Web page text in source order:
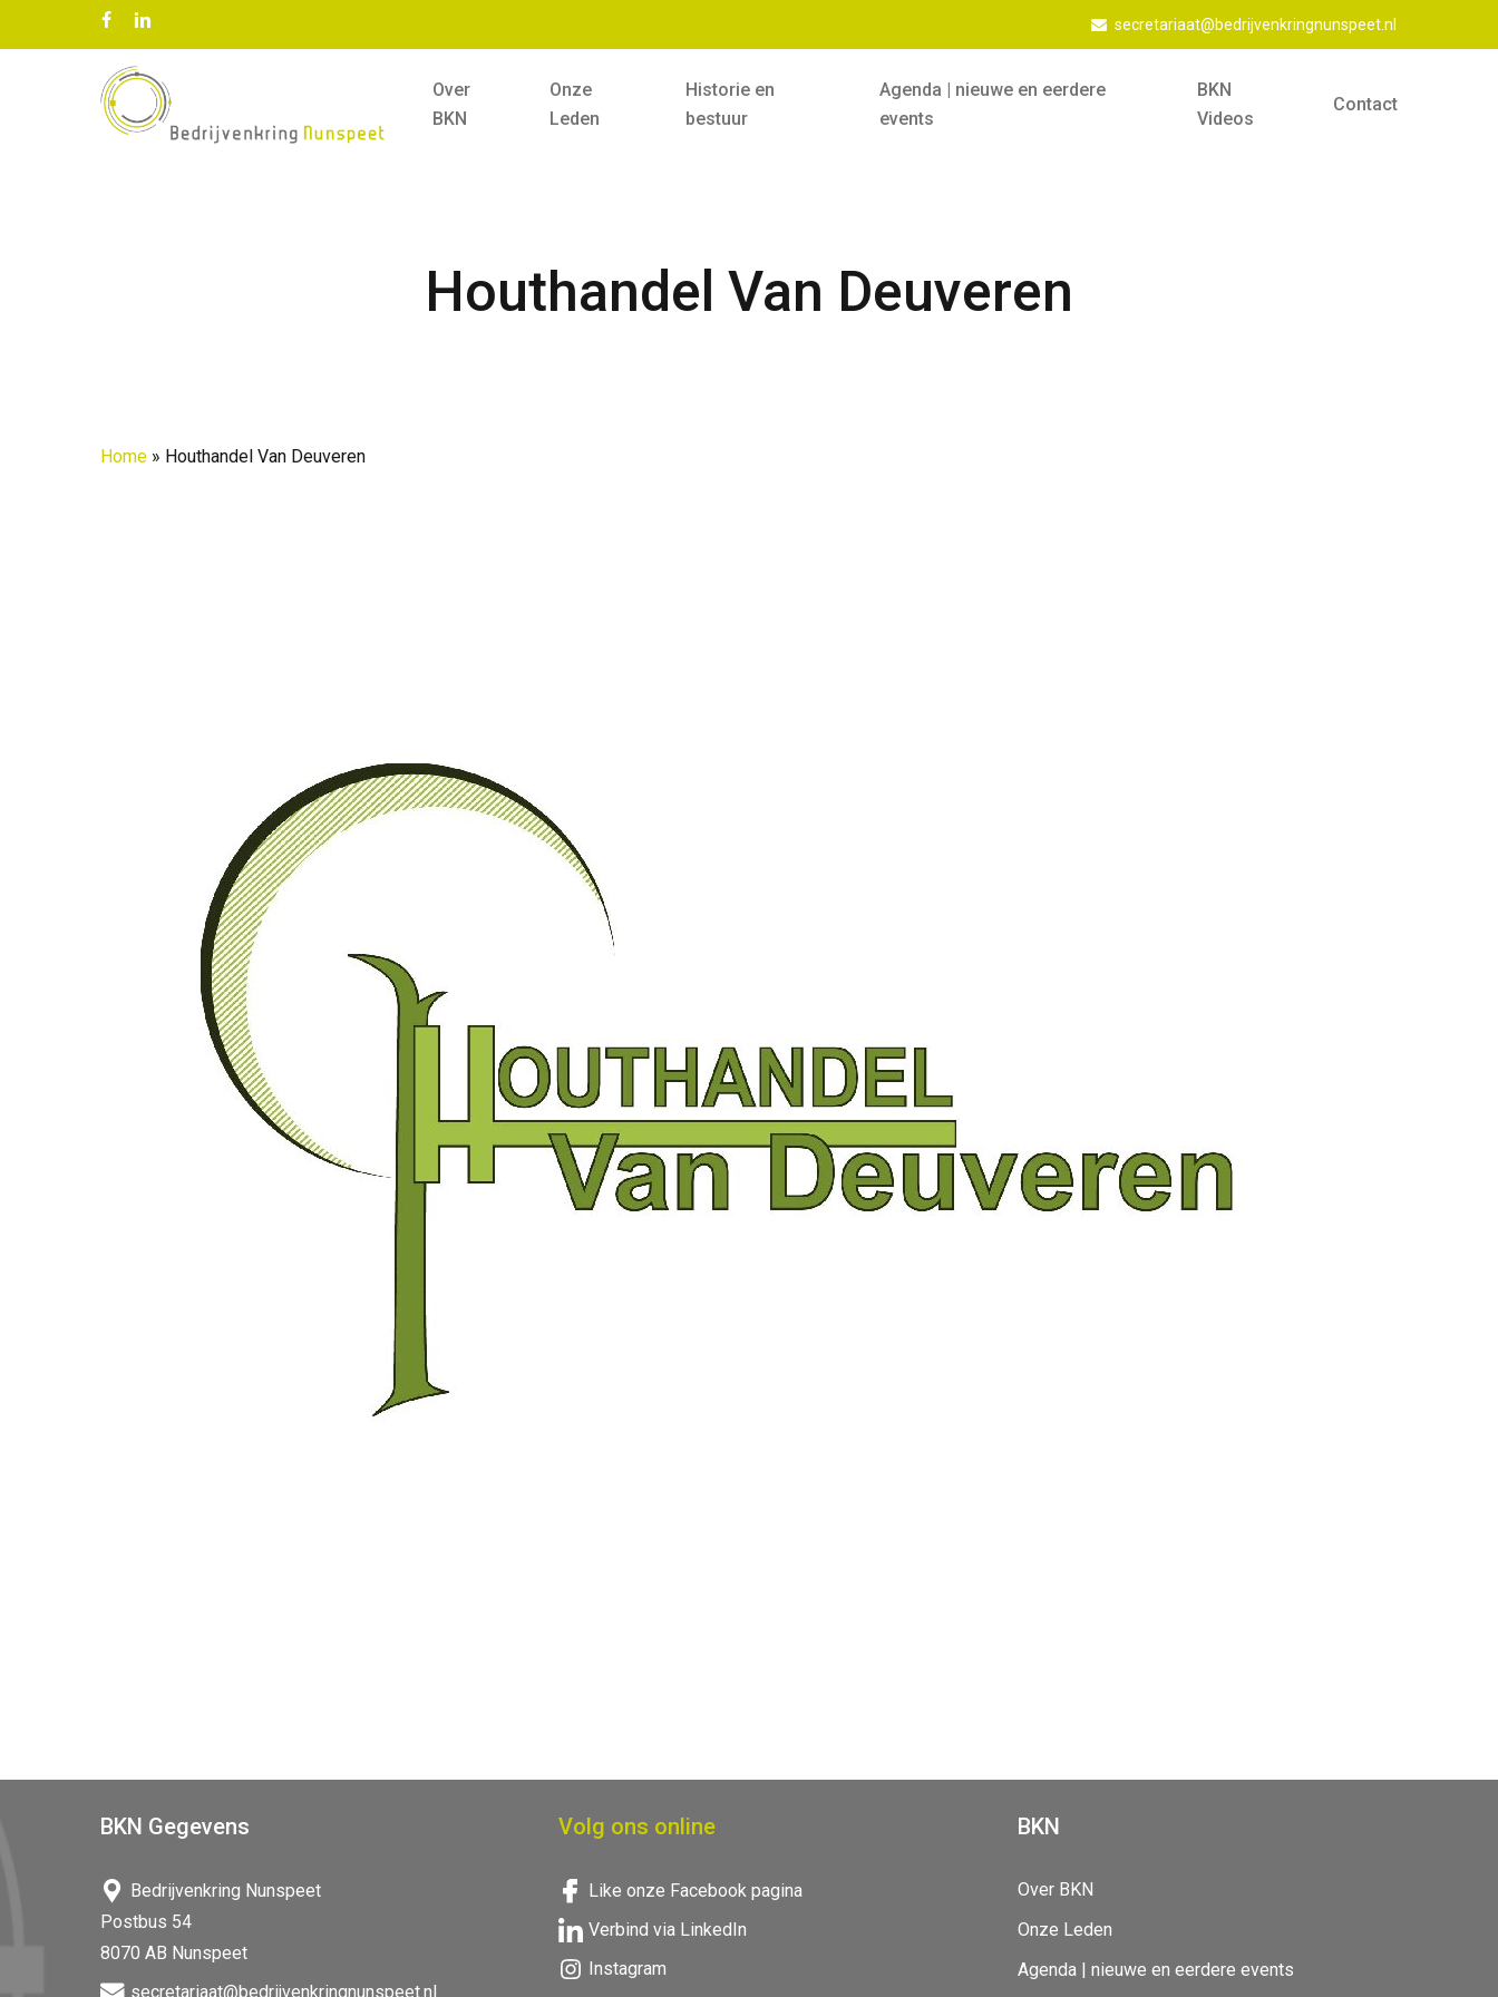
to
facebook
linkedin secretariaat@bedrijvenkringnunspeet.nl
Over
BKN
Onze
Leden
Historie en
bestuur
Agenda | nieuwe en eerdere
events
BKN
Videos
Contact
Houthandel Van Deuveren
Home » Houthandel Van Deuveren
BKN Gegevens
Bedrijvenkring Nunspeet
Postbus 54
8070 AB Nunspeet
secretariaat@bedrijvenkringnunspeet.nl
Volg ons online
Like onze Facebook pagina
Verbind via LinkedIn
Instagram
BKN
Over BKN
Onze Leden
Agenda | nieuwe en eerdere events